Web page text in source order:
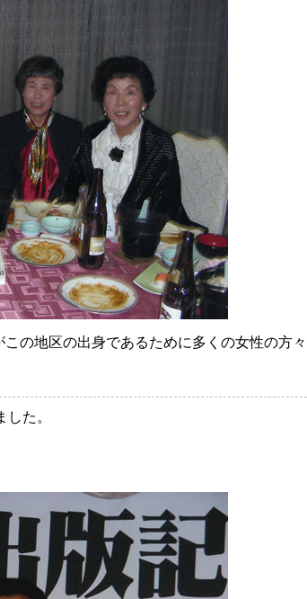
の地区の出身であるために多くの女性の方
した。